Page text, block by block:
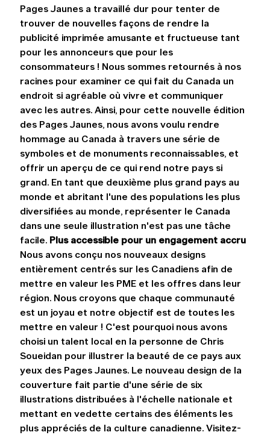
Pages Jaunes a travaillé dur pour tenter de
trouver de nouvelles façons de rendre la
publicité imprimée amusante et fructueuse tant
pour les annonceurs que pour les
consommateurs ! Nous sommes retournés à nos
racines pour examiner ce qui fait du Canada un
endroit si agréable où vivre et communiquer
avec les autres. Ainsi, pour cette nouvelle édition
des Pages Jaunes, nous avons voulu rendre
hommage au Canada à travers une série de
symboles et de monuments reconnaissables, et
offrir un aperçu de ce qui rend notre pays si
grand. En tant que deuxième plus grand pays au
monde et abritant l'une des populations les plus
diversifiées au monde, représenter le Canada
dans une seule illustration n'est pas une tâche
facile. Plus accessible pour un engagement accru
Nous avons conçu nos nouveaux designs
entièrement centrés sur les Canadiens afin de
mettre en valeur les PME et les offres dans leur
région. Nous croyons que chaque communauté
est un joyau et notre objectif est de toutes les
mettre en valeur ! C'est pourquoi nous avons
choisi un talent local en la personne de Chris
Soueidan pour illustrer la beauté de ce pays aux
yeux des Pages Jaunes. Le nouveau design de la
couverture fait partie d'une série de six
illustrations distribuées à l'échelle nationale et
mettant en vedette certains des éléments les
plus appréciés de la culture canadienne. Visitez-